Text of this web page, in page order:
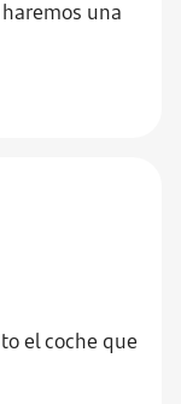
una
el coche que